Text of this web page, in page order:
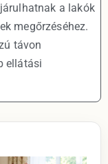
a lakók
megőrzéséhez.
távon
ellátási